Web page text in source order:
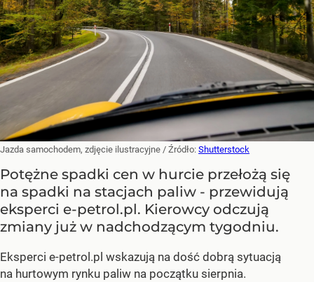
Jazda samochodem, zdjęcie ilustracyjne / Źródło: Shutterstock
Potężne spadki cen w hurcie przełożą się
na spadki na stacjach paliw - przewidują
eksperci e-petrol.pl. Kierowcy odczują
zmiany już w nadchodzącym tygodniu.
Eksperci e-petrol.pl wskazują na dość dobrą sytuacją
na hurtowym rynku paliw na początku sierpnia.